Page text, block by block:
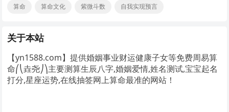
算命
算命文化 紫微斗数 自我实现预言
关于本站
【yn1588.com】提供婚姻事业财运健康子女等免费周易算
命⎛⎝垚尧⎠⎞主要测算生辰八字,婚姻爱情,姓名测试,宝宝起名
打分,星座运势,在线抽签网上算命最准的网站！